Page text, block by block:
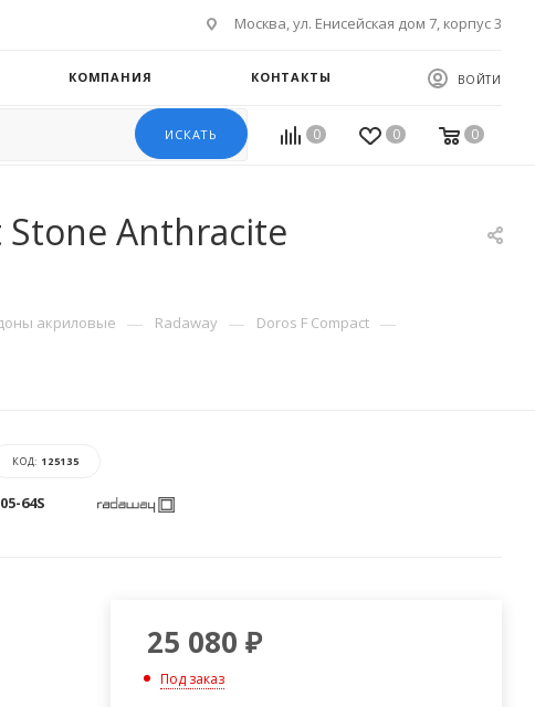
Москва, ул. Енисейская дом 7, корпус 3
КОМПАНИЯ КОНТАКТЫ ВОЙТИ
ИСКАТЬ 0 0 0
Anthracite
акриловые — Radaway — Doros F Compact —
КОД: 125135
64S
25 080 ₽
Под заказ